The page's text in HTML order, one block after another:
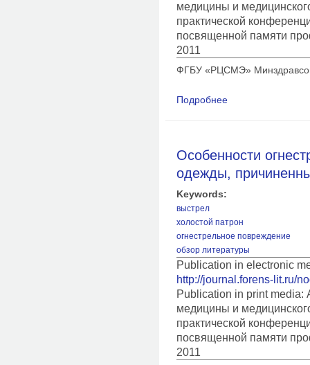
медицины и
практической
посвященной памяти
2011
ФГБУ «РЦСМЭ»
Подробнее
Особенности
одежды,
Keywords:
выстрел
холостой патрон
огнестрельное повреждение
обзор литературы
Publication in electronic
http://journal.forens-lit.ru/
Publication in print media:
медицины и
практической
посвященной памяти
2011